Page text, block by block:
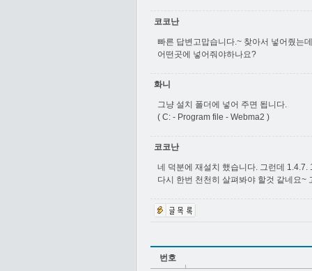
코코난
빠른 답변고맙습니다.~ 찾아서 넣어줬는
어떤곳에 넣어줘야하나요?
화니
그냥 설치 폴더에 넣어 주면 됩니다.
( C: - Program file - Webma2 )
코코난
네 덕분에 재설치 했습니다. 그런데
다시 한번 천천히 살펴봐야 할것 같네요~
번호